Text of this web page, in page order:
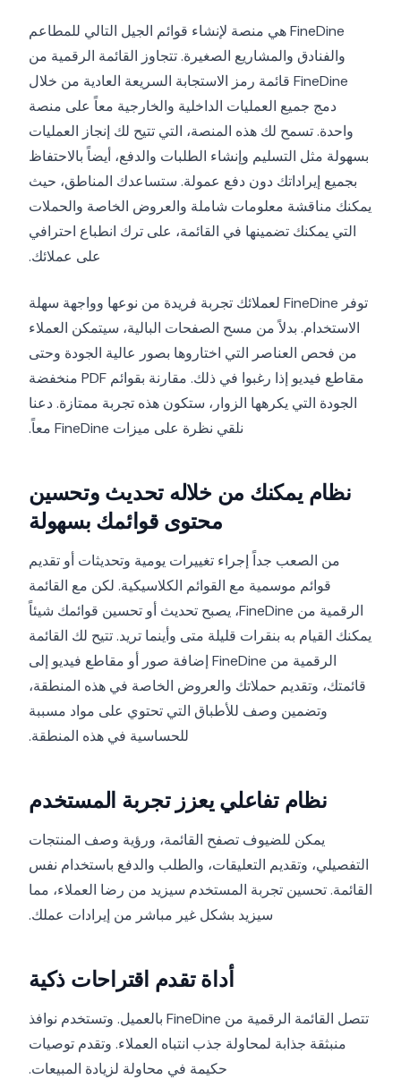
FineDine هي منصة لإنشاء قوائم الجيل التالي للمطاعم
والفنادق والمشاريع الصغيرة. تتجاوز القائمة الرقمية من
FineDine قائمة رمز الاستجابة السريعة العادية من خلال
دمج جميع العمليات الداخلية والخارجية معاً على منصة
واحدة. تسمح لك هذه المنصة، التي تتيح لك إنجاز العمليات
بسهولة مثل التسليم وإنشاء الطلبات والدفع، أيضاً بالاحتفاظ
بجميع إيراداتك دون دفع عمولة. ستساعدك المناطق، حيث
يمكنك مناقشة معلومات شاملة والعروض الخاصة والحملات
التي يمكنك تضمينها في القائمة، على ترك انطباع احترافي
على عملائك.
توفر FineDine لعملائك تجربة فريدة من نوعها وواجهة سهلة
الاستخدام. بدلاً من مسح الصفحات البالية، سيتمكن العملاء
من فحص العناصر التي اختاروها بصور عالية الجودة وحتى
مقاطع فيديو إذا رغبوا في ذلك. مقارنة بقوائم PDF منخفضة
الجودة التي يكرهها الزوار، ستكون هذه تجربة ممتازة. دعنا
نلقي نظرة على ميزات FineDine معاً.
نظام يمكنك من خلاله تحديث وتحسين
محتوى قوائمك بسهولة
من الصعب جداً إجراء تغييرات يومية وتحديثات أو تقديم
قوائم موسمية مع القوائم الكلاسيكية. لكن مع القائمة
الرقمية من FineDine، يصبح تحديث أو تحسين قوائمك شيئاً
يمكنك القيام به بنقرات قليلة متى وأينما تريد. تتيح لك القائمة
الرقمية من FineDine إضافة صور أو مقاطع فيديو إلى
قائمتك، وتقديم حملاتك والعروض الخاصة في هذه المنطقة،
وتضمين وصف للأطباق التي تحتوي على مواد مسببة
للحساسية في هذه المنطقة.
نظام تفاعلي يعزز تجربة المستخدم
يمكن للضيوف تصفح القائمة، ورؤية وصف المنتجات
التفصيلي، وتقديم التعليقات، والطلب والدفع باستخدام نفس
القائمة. تحسين تجربة المستخدم سيزيد من رضا العملاء، مما
سيزيد بشكل غير مباشر من إيرادات عملك.
أداة تقدم اقتراحات ذكية
تتصل القائمة الرقمية من FineDine بالعميل. وتستخدم نوافذ
منبثقة جذابة لمحاولة جذب انتباه العملاء. وتقدم توصيات
حكيمة في محاولة لزيادة المبيعات.